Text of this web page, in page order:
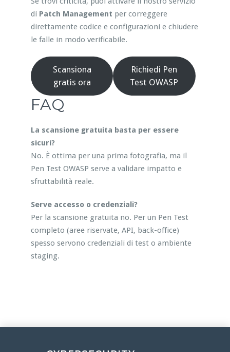
di Patch Management per correggere
direttamente codice e configurazioni e chiudere
le falle in modo verificabile.
Scansiona
gratis ora
Richiedi Pen
Test OWASP
FAQ
La scansione gratuita basta per essere
sicuri?
No. È ottima per una prima fotografia, ma il
Pen Test OWASP serve a validare impatto e
sfruttabilità reale.
Serve accesso o credenziali?
Per la scansione gratuita no. Per un Pen Test
completo (aree riservate, API, back-office)
spesso servono credenziali di test o ambiente
staging.